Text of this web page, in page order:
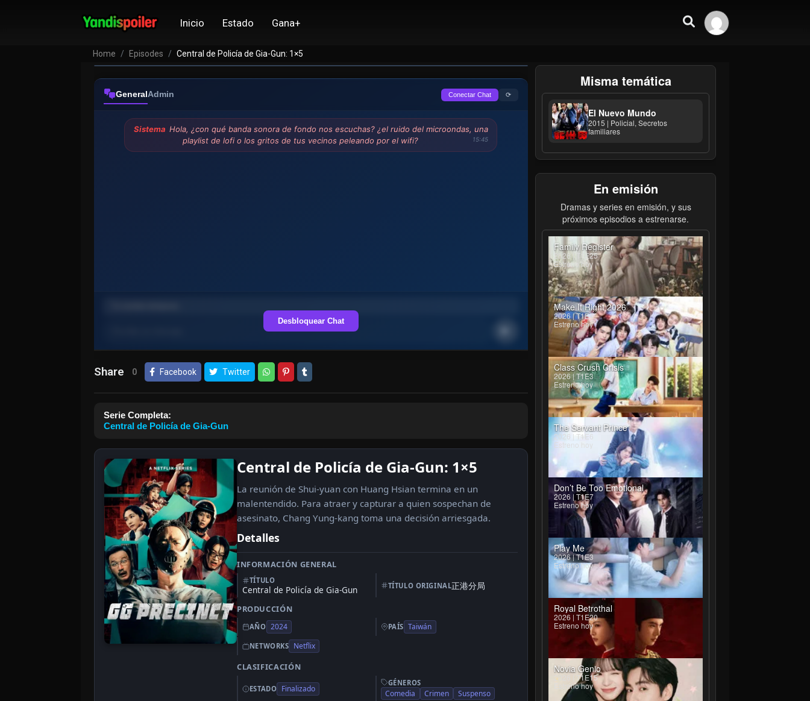
Inicio Estado Gana+
Home Episodes Central de Policía de Gia-Gun: 1×5
GeneralAdmin Conectar Chat ⟳
Sistema Hola, ¿con qué banda sonora de fondo nos escuchas? ¿el ruido del microondas, una
playlist de lofi o los gritos de tus vecinos peleando por el wifi?
15:45
Desbloquear Chat
Share 0 Facebook Twitter
Serie Completa:
Central de Policía de Gia-Gun
Central de Policía de Gia-Gun: 1×5
La reunión de Shui‑yuan con Huang Hsian termina en un
malentendido. Para atraer y capturar a quien sospechan de
asesinato, Chang Yung‑kang toma una decisión arriesgada.
Detalles
INFORMACIÓN GENERAL
TÍTULO
Central de Policía de Gia-Gun TÍTULO ORIGINAL正港分局
PRODUCCIÓN
AÑO 2024 PAÍS Taiwán
NETWORKS Netflix
CLASIFICACIÓN
ESTADO Finalizado
GÉNEROS
Comedia Crimen Suspenso
Misma temática
El Nuevo Mundo
2015 | Policial, Secretos
familiares
En emisión
Dramas y series en emisión, y sus
próximos episodios a estrenarse.
Family Register
2026 | T1E25
Estreno hoy
Make It Right 2026
2026 | T1E4
Estreno hoy
Class Crush Crisis
2026 | T1E3
Estreno hoy
The Servant Prince
2026 | T1E6
Estreno hoy
Don’t Be Too Emotional
2026 | T1E7
Estreno hoy
Play Me
2026 | T1E3
Estreno hoy
Royal Betrothal
2026 | T1E20
Estreno hoy
Novia Genio
2026 | T1E15
Estreno hoy